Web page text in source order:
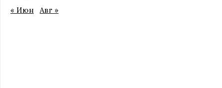
« Июн
Авг »